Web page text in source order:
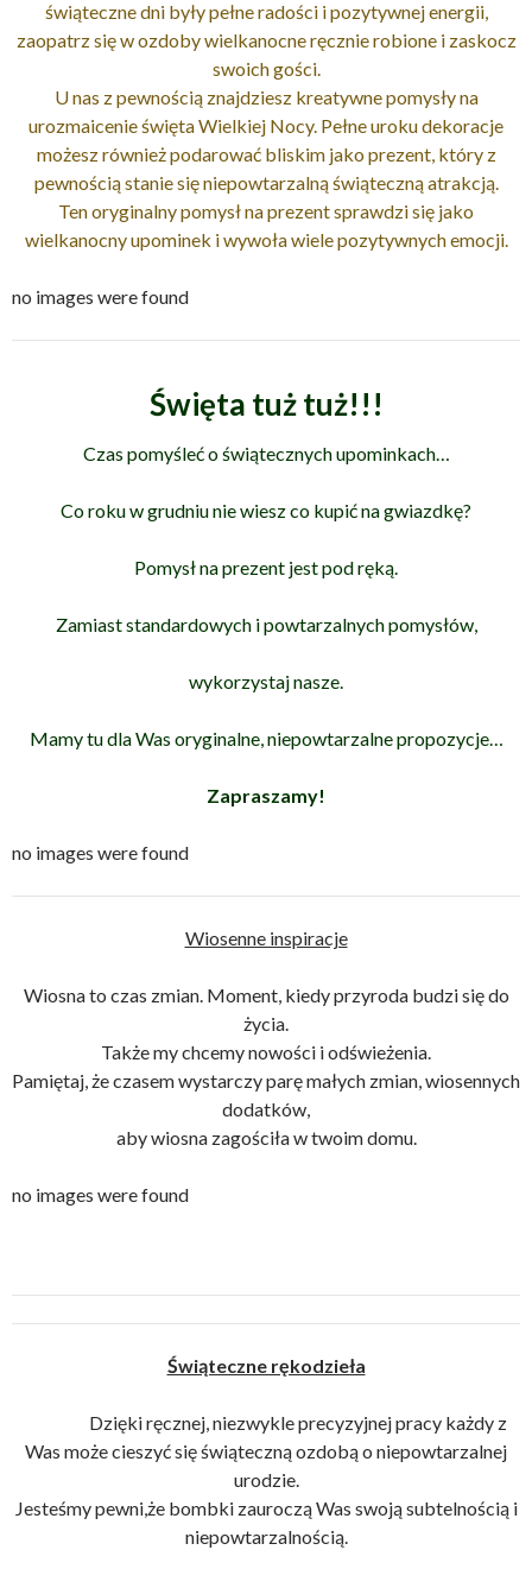
świąteczne dni były pełne radości i pozytywnej energii,
zaopatrz się w ozdoby wielkanocne ręcznie robione i zaskocz
swoich gości.
U nas z pewnością znajdziesz kreatywne pomysły na
urozmaicenie święta Wielkiej Nocy. Pełne uroku dekoracje
możesz również podarować bliskim jako prezent, który z
pewnością stanie się niepowtarzalną świąteczną atrakcją.
Ten oryginalny pomysł na prezent sprawdzi się jako
wielkanocny upominek i wywoła wiele pozytywnych emocji.
no images were found
Święta tuż tuż!!!
Czas pomyśleć o świątecznych upominkach…
Co roku w grudniu nie wiesz co kupić na gwiazdkę?
Pomysł na prezent jest pod ręką.
Zamiast standardowych i powtarzalnych pomysłów,
wykorzystaj nasze.
Mamy tu dla Was oryginalne, niepowtarzalne propozycje…
Zapraszamy!
no images were found
Wiosenne inspiracje
Wiosna to czas zmian. Moment, kiedy przyroda budzi się do
życia.
Także my chcemy nowości i odświeżenia.
Pamiętaj, że czasem wystarczy parę małych zmian, wiosennych
dodatków,
aby wiosna zagościła w twoim domu.
no images were found
Świąteczne rękodzieła
Dzięki ręcznej, niezwykle precyzyjnej pracy każdy z
Was może cieszyć się świąteczną ozdobą o niepowtarzalnej
urodzie.
Jesteśmy pewni,że bombki zauroczą Was swoją subtelnością i
niepowtarzalnością.